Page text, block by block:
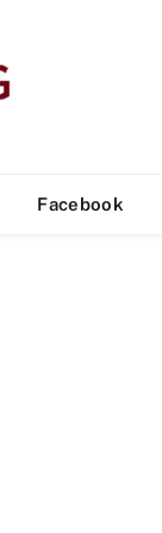
Facebook